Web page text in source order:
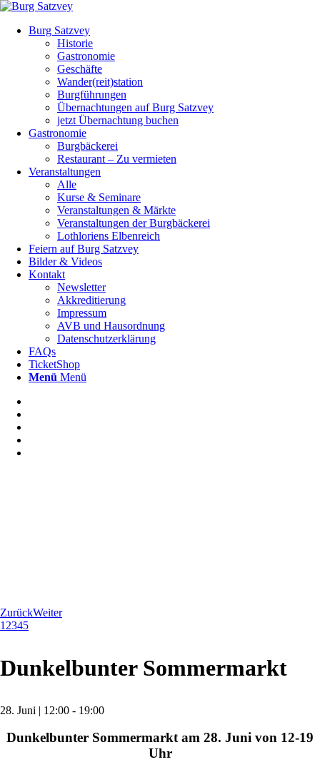
Burg Satzvey
Historie
Gastronomie
Geschäfte
Wander(reit)station
Burgführungen
Übernachtungen auf Burg Satzvey
jetzt Übernachtung buchen
Gastronomie
Burgbäckerei
Restaurant – Zu vermieten
Veranstaltungen
Alle
Kurse & Seminare
Veranstaltungen & Märkte
Veranstaltungen der Burgbäckerei
Lothloriens Elbenreich
Feiern auf Burg Satzvey
Bilder & Videos
Kontakt
Newsletter
Akkreditierung
Impressum
AVB und Hausordnung
Datenschutzerklärung
FAQs
TicketShop
Menü Menü
ZurückWeiter
1 2345
Dunkelbunter Sommermarkt
28. Juni | 12:00 - 19:00
Dunkelbunter Sommermarkt am 28. Juni von 12-19
Uhr